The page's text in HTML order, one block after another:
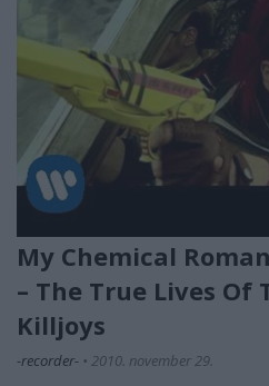
My Chemical
– The True Lives Of
Killjoys
-recorder- • 2010. november 29.